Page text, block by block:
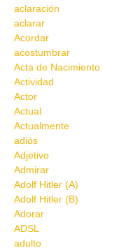
aclaración
aclarar
Acordar
acostumbrar
Acta de Nacimiento
Actividad
Actor
Actual
Actualmente
adiós
Adjetivo
Admirar
Adolf Hitler (A)
Adolf Hitler (B)
Adorar
ADSL
adulto